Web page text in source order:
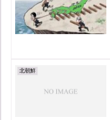
北朝鮮